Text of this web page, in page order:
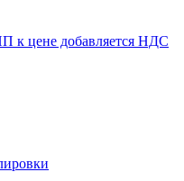
к цене добавляется НДС